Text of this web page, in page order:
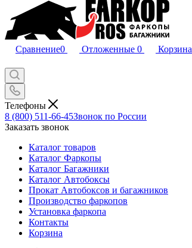
Сравнение0 Отложенные 0 Корзина
Телефоны
8 (800) 511-66-45Звонок по России
Заказать звонок
Каталог товаров
Каталог Фаркопы
Каталог Багажники
Каталог Автобоксы
Прокат Автобоксов и багажников
Производство фаркопов
Установка фаркопа
Контакты
Корзина